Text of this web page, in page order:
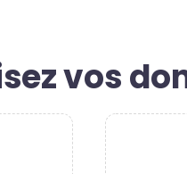
vos